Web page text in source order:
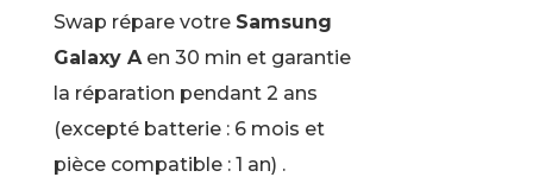
Swap répare votre Samsung
Galaxy Aen 30 min et garantie
la réparation pendant 2 ans
(excepté batterie : 6 mois et
pièce compatible : 1 an) .